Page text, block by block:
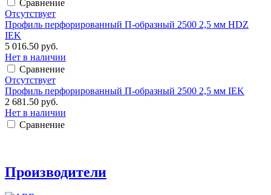
Сравнение
Отсутствует
Профиль перфорированный П-образный 2500 2,5 мм HDZ
IEK
5 016.50 руб.
Нет в наличии
Сравнение
Отсутствует
Профиль перфорированный П-образный 2500 2,5 мм IEK
2 681.50 руб.
Нет в наличии
Сравнение
Производители